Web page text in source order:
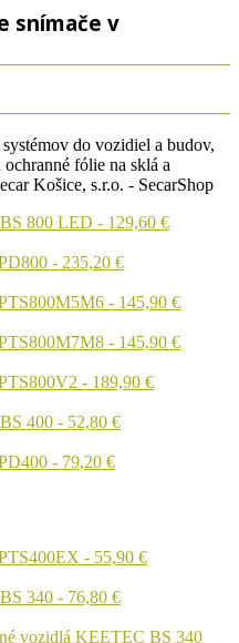
snímače v
do vozidiel a budov,
fólie na sklá a
800 LED - 129,60 €
- 235,20 €
- 145,90 €
- 145,90 €
- 189,90 €
400 - 52,80 €
- 79,20 €
- 55,90 €
340 - 76,80 €
vozidlá KEETEC BS 340